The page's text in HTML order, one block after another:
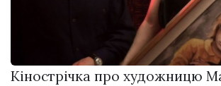
Кінострічка про художницю